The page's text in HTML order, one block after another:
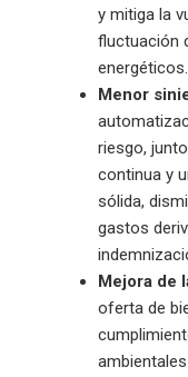
y mitiga la
fluctuación
energéticos.
Menor
riesgo,
continua y
sólida,
gastos
Mejora de
oferta de